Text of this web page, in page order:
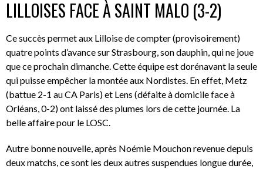
LILLOISES FACE À SAINT MALO (3-2)
Ce succès permet aux Lilloise de compter (provisoirement)
quatre points d’avance sur Strasbourg, son dauphin, qui ne joue
que ce prochain dimanche. Cette équipe est dorénavant la seule
qui puisse empêcher la montée aux Nordistes. En effet, Metz
(battue 2-1 au CA Paris) et Lens (défaite à domicile face à
Orléans, 0-2) ont laissé des plumes lors de cette journée. La
belle affaire pour le LOSC.
Autre bonne nouvelle, après Noémie Mouchon revenue depuis
deux matchs, ce sont les deux autres suspendues longue durée,